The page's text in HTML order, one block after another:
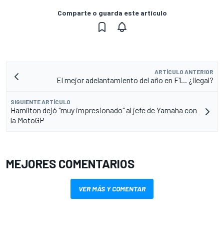
Comparte o guarda este artículo
ARTÍCULO ANTERIOR
El mejor adelantamiento del año en F1... ¿ilegal?
SIGUIENTE ARTÍCULO
Hamilton dejó "muy impresionado" al jefe de Yamaha con
la MotoGP
MEJORES COMENTARIOS
VER MÁS Y COMENTAR